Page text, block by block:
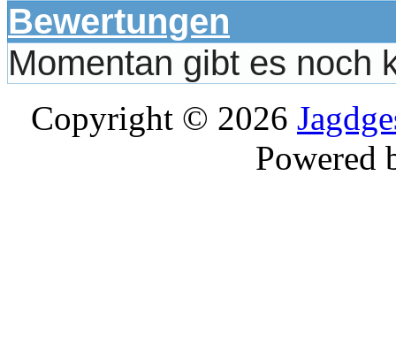
Bewertungen
Momentan gibt es noch
Copyright © 2026
Powered